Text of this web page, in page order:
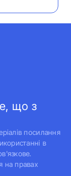
що з
посилання
в
на правах